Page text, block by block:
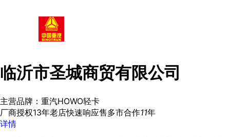
临沂市圣城商贸有限公司
主营品牌：重汽HOWO轻卡
厂商授权13年老店快速响应售多市合作11年
详情